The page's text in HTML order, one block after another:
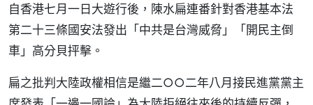
自香港七月一日大遊行後，陳水扁連番針對香港基本法
第二十三條國安法發出「中共是台灣威脅」「開民主倒
車」高分貝抨擊。
扁之批判大陸政權相信是繼二○○二年八月接民進黨黨主